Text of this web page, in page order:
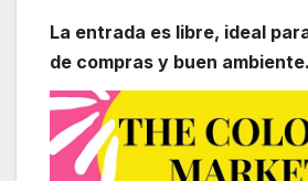
La entrada es libre, ideal
de compras y buen ambiente.